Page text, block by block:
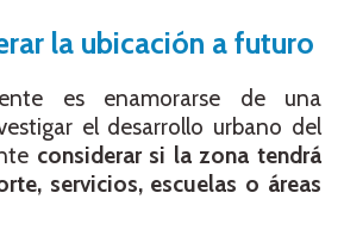
la ubicación a futuro
es enamorarse de una
el desarrollo urbano del
considerar si la zona tendrá
servicios, escuelas o áreas